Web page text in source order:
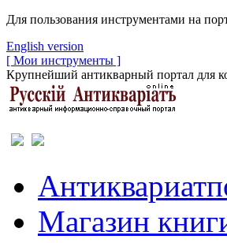
Для пользования инструментами на
English version
[ Мои инструменты ]
Крупнейший антикварный портал для
Антиквариат
Магазин